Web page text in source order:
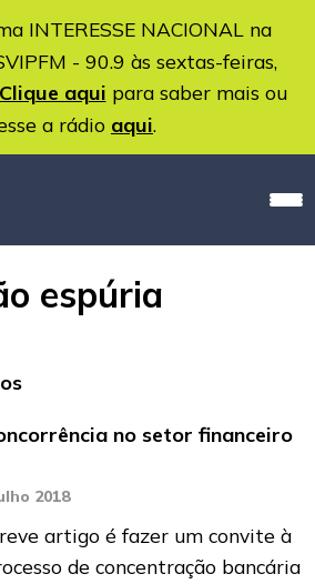
INTERESSE NACIONAL na
- 90.9 às sextas-feiras,
Clique aqui para saber mais ou
a rádio aqui.
espúria
no setor financeiro
2018
artigo é fazer um convite à
de concentração bancária